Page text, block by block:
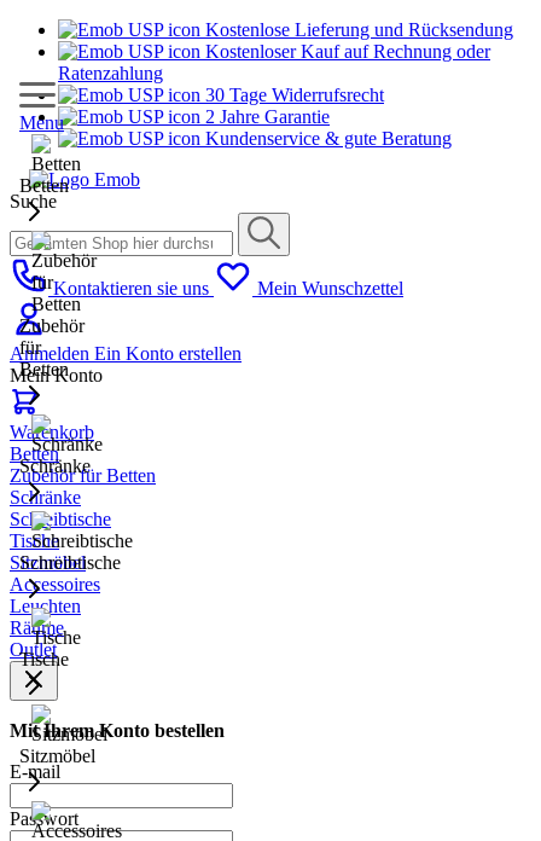
Kostenlose Lieferung und Rücksendung
Kostenloser Kauf auf Rechnung oder
Ratenzahlung
30 Tage Widerrufsrecht
2 Jahre Garantie
Kundenservice & gute Beratung
Suche
Kontaktieren sie uns Mein Wunschzettel
Anmelden Ein Konto erstellen
Mein Konto
Warenkorb
Menu
Betten
Zubehör
für
Betten
Schränke
Schreibtische
Tische
Sitzmöbel
Betten
Zubehör für Betten
Schränke
Schreibtische
Tische
Sitzmöbel
Accessoires
Leuchten
Räume
Outlet
Mit Ihrem Konto bestellen
E-mail
Passwort